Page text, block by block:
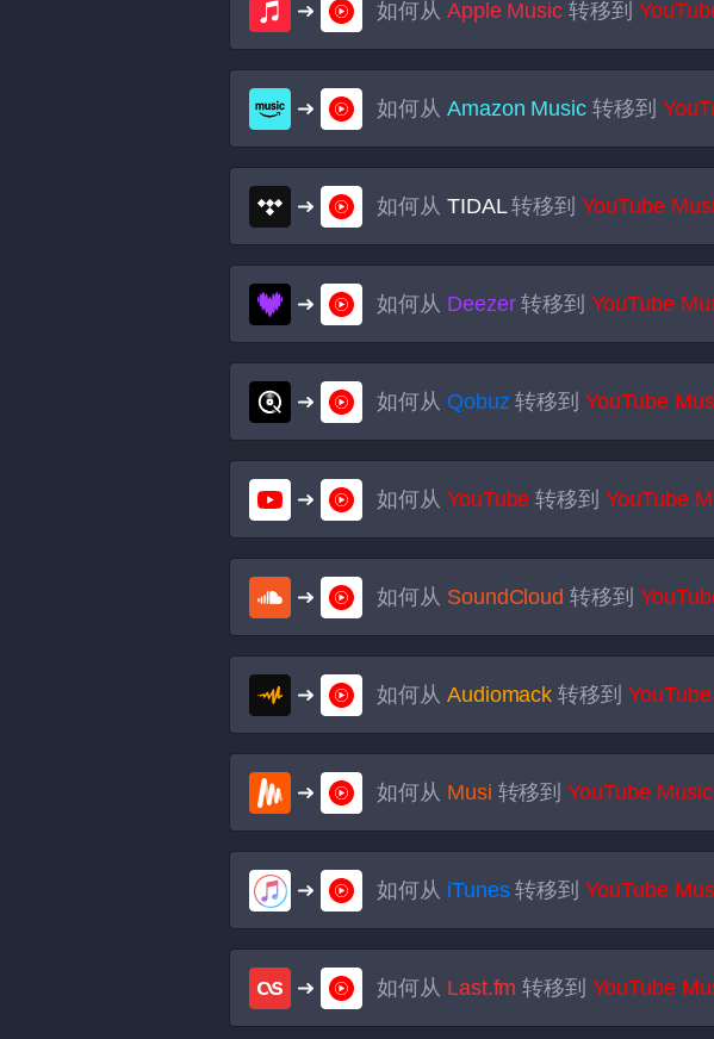
如何从 Apple Music 转移到
如何从 Amazon Music 转移到
如何从 TIDAL转移到YouTube
如何从 Deezer转移到YouTube
如何从 Qobuz 转移到YouTube
如何从 YouTube 转移到YouTube
如何从 SoundCloud 转移到
如何从 Audiomack 转移到
如何从 Musi 转移到YouTube Music
如何从 iTunes转移到YouTube
如何从 Last.fm 转移到YouTube